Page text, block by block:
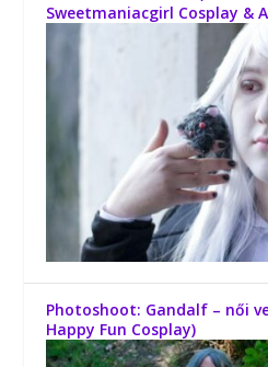
Sweetmaniacgirl Cosplay &
Photoshoot: Gandalf – női
Happy Fun Cosplay)